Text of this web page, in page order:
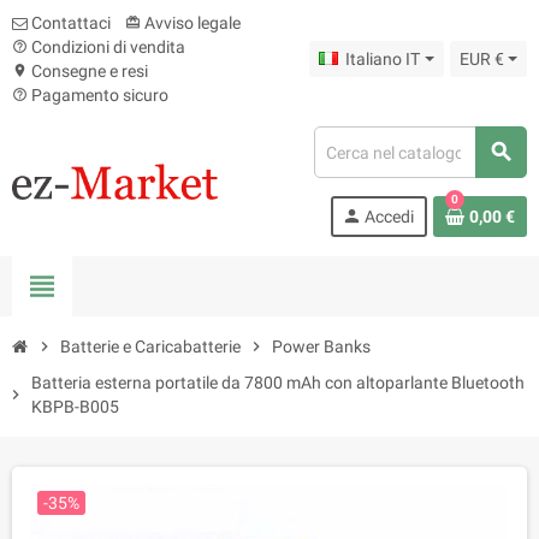
Contattaci card_giftcard Avviso legale
help_outline Condizioni di vendita
location_on Consegne e resi
help_outline Pagamento sicuro
Italiano IT EUR €
search
person Accedi
0
0,00 €
view_headline
chevron_right Batterie e Caricabatterie chevron_right Power Banks
chevron_right
Batteria esterna portatile da 7800 mAh con altoparlante Bluetooth
KBPB-B005
-35%